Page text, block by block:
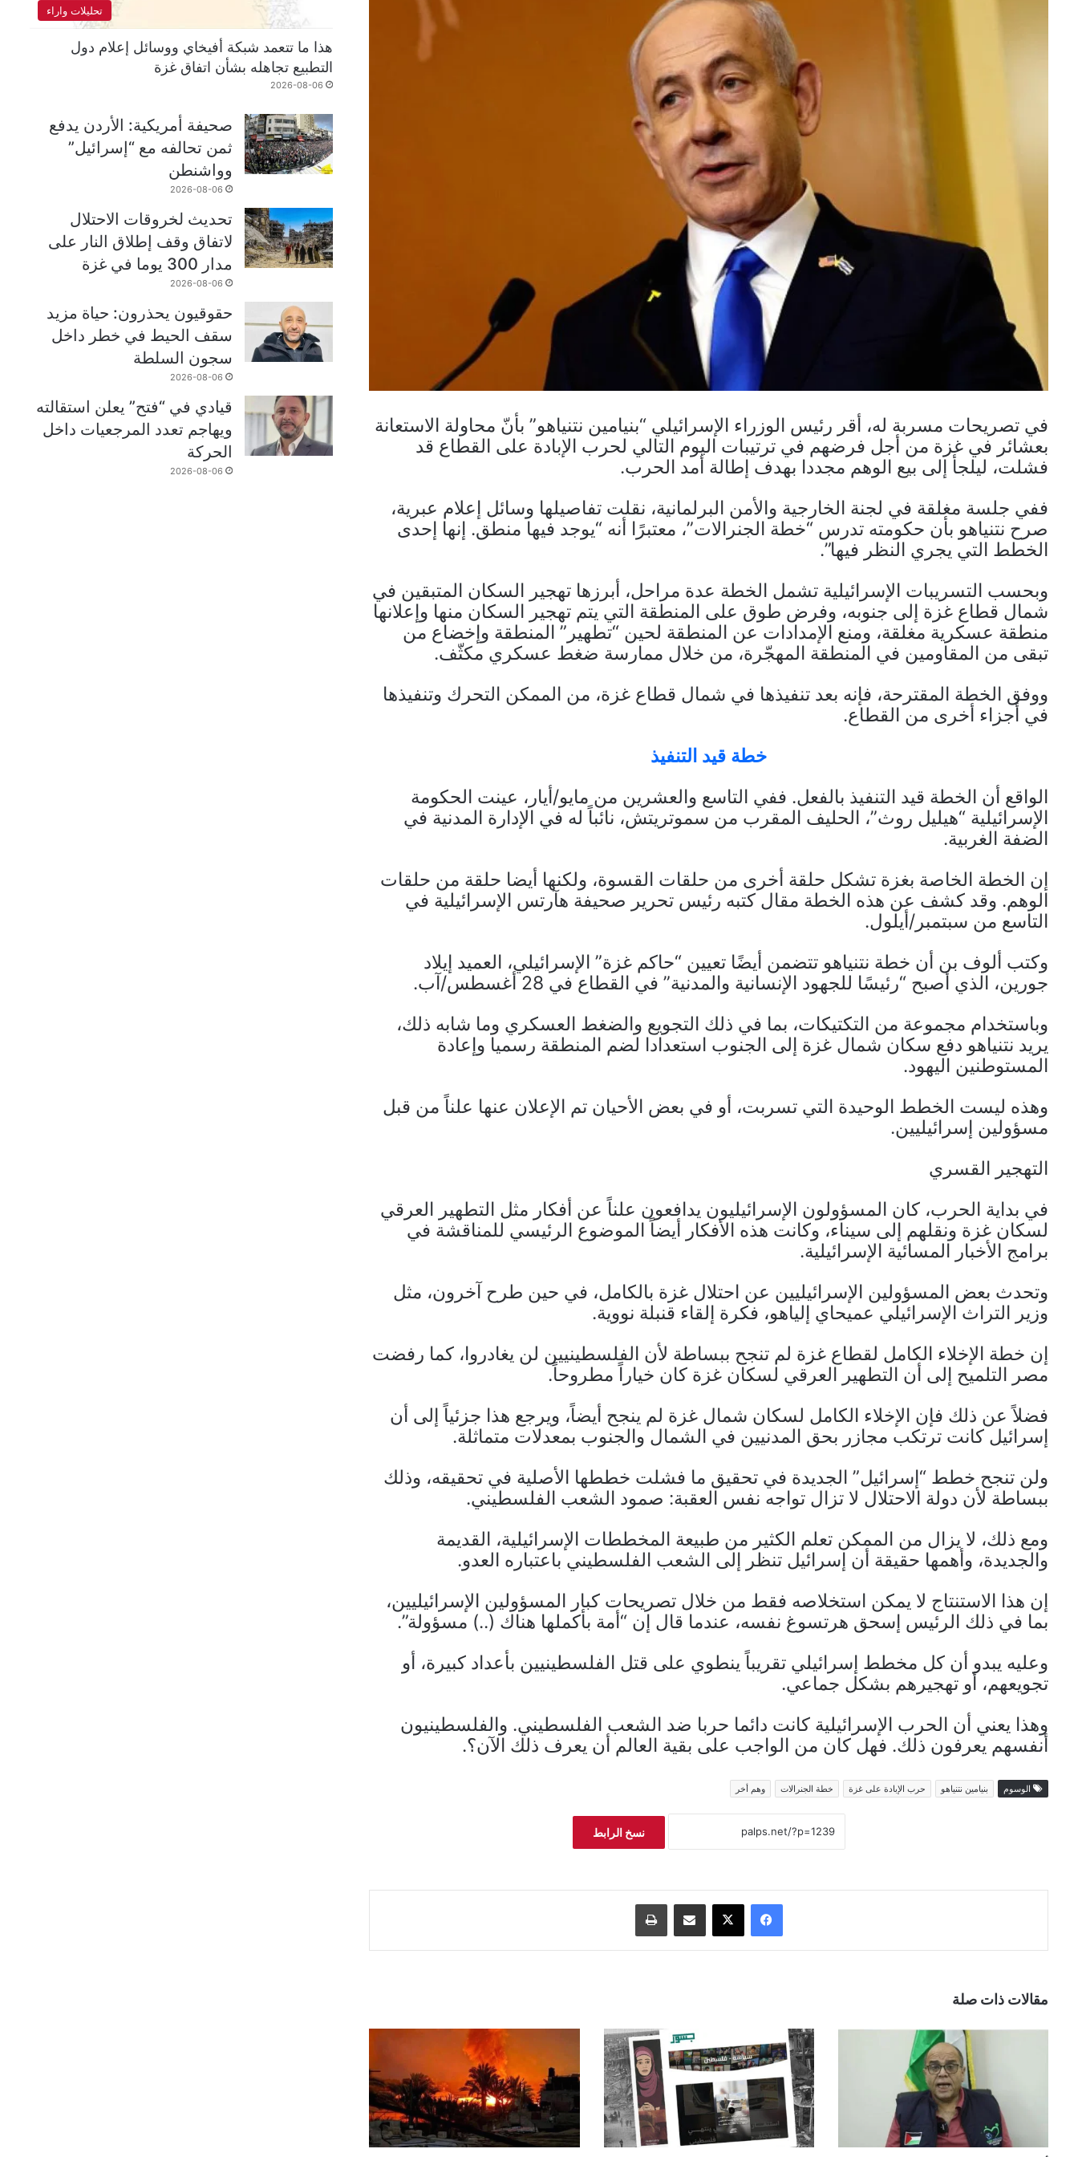
في تصريحات مسربة له، أقر رئيس الوزراء الإسرائيلي “بنيامين نتنياهو” بأنّ محاولة الاستعانة
بعشائر في غزة من أجل فرضهم في ترتيبات اليوم التالي لحرب الإبادة على القطاع قد
فشلت، ليلجأ إلى بيع الوهم مجددا بهدف إطالة أمد الحرب.
ففي جلسة مغلقة في لجنة الخارجية والأمن البرلمانية، نقلت تفاصيلها وسائل إعلام عبرية،
صرح نتنياهو بأن حكومته تدرس “خطة الجنرالات”، معتبرًا أنه “يوجد فيها منطق. إنها إحدى
الخطط التي يجري النظر فيها”.
وبحسب التسريبات الإسرائيلية تشمل الخطة عدة مراحل، أبرزها تهجير السكان المتبقين في
شمال قطاع غزة إلى جنوبه، وفرض طوق على المنطقة التي يتم تهجير السكان منها وإعلانها
منطقة عسكرية مغلقة، ومنع الإمدادات عن المنطقة لحين “تطهير” المنطقة وإخضاع من
تبقى من المقاومين في المنطقة المهجّرة، من خلال ممارسة ضغط عسكري مكثّف.
ووفق الخطة المقترحة، فإنه بعد تنفيذها في شمال قطاع غزة، من الممكن التحرك وتنفيذها
في أجزاء أخرى من القطاع.
خطة قيد التنفيذ
الواقع أن الخطة قيد التنفيذ بالفعل. ففي التاسع والعشرين من مايو/أيار، عينت الحكومة
الإسرائيلية “هيليل روث”، الحليف المقرب من سموتريتش، نائباً له في الإدارة المدنية في
الضفة الغربية.
إن الخطة الخاصة بغزة تشكل حلقة أخرى من حلقات القسوة، ولكنها أيضا حلقة من حلقات
الوهم. وقد كشف عن هذه الخطة مقال كتبه رئيس تحرير صحيفة هآرتس الإسرائيلية في
التاسع من سبتمبر/أيلول.
وكتب ألوف بن أن خطة نتنياهو تتضمن أيضًا تعيين “حاكم غزة” الإسرائيلي، العميد إيلاد
جورين، الذي أصبح “رئيسًا للجهود الإنسانية والمدنية” في القطاع في 28 أغسطس/آب.
وباستخدام مجموعة من التكتيكات، بما في ذلك التجويع والضغط العسكري وما شابه ذلك،
يريد نتنياهو دفع سكان شمال غزة إلى الجنوب استعدادا لضم المنطقة رسميا وإعادة
المستوطنين اليهود.
وهذه ليست الخطط الوحيدة التي تسربت، أو في بعض الأحيان تم الإعلان عنها علناً من قبل
مسؤولين إسرائيليين.
التهجير القسري
في بداية الحرب، كان المسؤولون الإسرائيليون يدافعون علناً عن أفكار مثل التطهير العرقي
لسكان غزة ونقلهم إلى سيناء، وكانت هذه الأفكار أيضاً الموضوع الرئيسي للمناقشة في
برامج الأخبار المسائية الإسرائيلية.
وتحدث بعض المسؤولين الإسرائيليين عن احتلال غزة بالكامل، في حين طرح آخرون، مثل
وزير التراث الإسرائيلي عميحاي إلياهو، فكرة إلقاء قنبلة نووية.
إن خطة الإخلاء الكامل لقطاع غزة لم تنجح ببساطة لأن الفلسطينيين لن يغادروا، كما رفضت
مصر التلميح إلى أن التطهير العرقي لسكان غزة كان خياراً مطروحاً.
فضلاً عن ذلك فإن الإخلاء الكامل لسكان شمال غزة لم ينجح أيضاً، ويرجع هذا جزئياً إلى أن
إسرائيل كانت ترتكب مجازر بحق المدنيين في الشمال والجنوب بمعدلات متماثلة.
ولن تنجح خطط “إسرائيل” الجديدة في تحقيق ما فشلت خططها الأصلية في تحقيقه، وذلك
ببساطة لأن دولة الاحتلال لا تزال تواجه نفس العقبة: صمود الشعب الفلسطيني.
ومع ذلك، لا يزال من الممكن تعلم الكثير من طبيعة المخططات الإسرائيلية، القديمة
والجديدة، وأهمها حقيقة أن إسرائيل تنظر إلى الشعب الفلسطيني باعتباره العدو.
إن هذا الاستنتاج لا يمكن استخلاصه فقط من خلال تصريحات كبار المسؤولين الإسرائيليين،
بما في ذلك الرئيس إسحق هرتسوغ نفسه، عندما قال إن “أمة بأكملها هناك (..) مسؤولة”.
وعليه يبدو أن كل مخطط إسرائيلي تقريباً ينطوي على قتل الفلسطينيين بأعداد كبيرة، أو
تجويعهم، أو تهجيرهم بشكل جماعي.
وهذا يعني أن الحرب الإسرائيلية كانت دائما حربا ضد الشعب الفلسطيني. والفلسطينيون
أنفسهم يعرفون ذلك. فهل كان من الواجب على بقية العالم أن يعرف ذلك الآن؟.
الوسوم بنيامين نتنياهو حرب الإبادة على غزة خطة الجنرالات وهم أخر
نسخ الرابط
فيسبوك ‫X مشاركة عبر البريد طباعة
مقالات ذات صلة
تحليلات واراء
هذا ما تتعمد شبكة أفيخاي ووسائل إعلام دول
التطبيع تجاهله بشأن اتفاق غزة
2026-08-06
صحيفة أمريكية: الأردن يدفع
ثمن تحالفه مع “إسرائيل”
وواشنطن
2026-08-06
تحديث لخروقات الاحتلال
لاتفاق وقف إطلاق النار على
مدار 300 يوما في غزة
2026-08-06
حقوقيون يحذرون: حياة مزيد
سقف الحيط في خطر داخل
سجون السلطة
2026-08-06
قيادي في “فتح” يعلن استقالته
ويهاجم تعدد المرجعيات داخل
الحركة
2026-08-06